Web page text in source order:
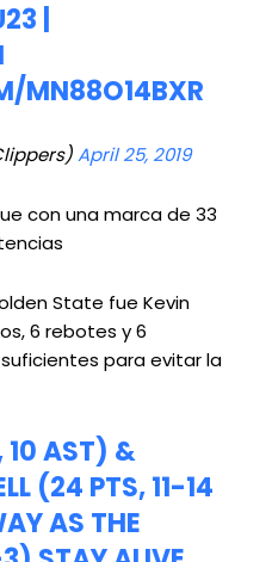
MN88O14BXR
April 25, 2019
con una marca de 33
State fue Kevin
6 rebotes y 6
para evitar la
10 AST) &
(24 PTS, 11-14
AS THE